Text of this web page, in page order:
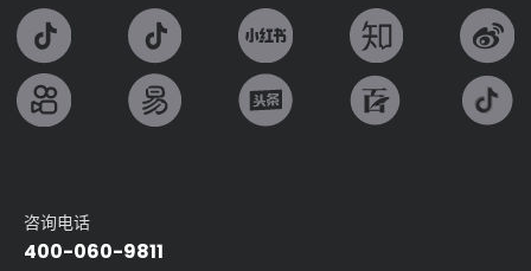
咨询电话
400-060-9811